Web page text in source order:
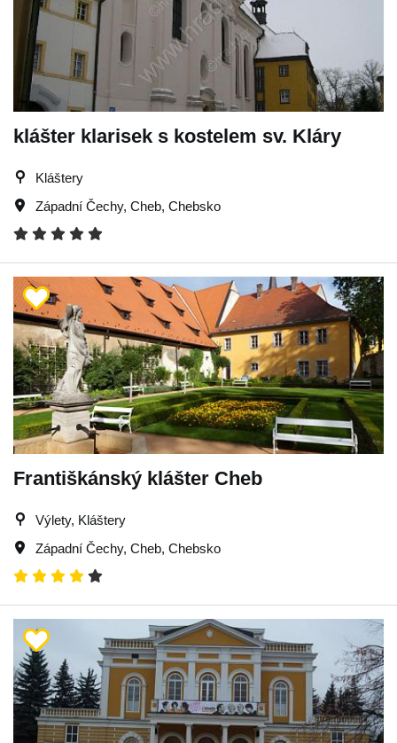
klášter klarisek s kostelem sv. Kláry
Kláštery
Západní Čechy, Cheb, Chebsko
Františkánský klášter Cheb
Výlety, Kláštery
Západní Čechy, Cheb, Chebsko